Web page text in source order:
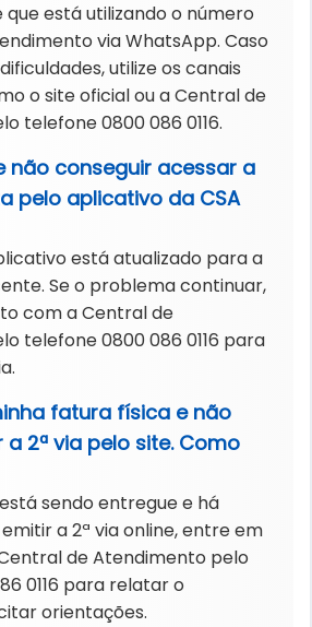
está utilizando o número
via WhatsApp. Caso
utilize os canais
o site oficial ou a Central de
telefone 0800 086 0116.
não conseguir acessar a
pelo aplicativo da CSA
está atualizado para a
Se o problema continuar,
com a Central de
telefone 0800 086 0116 para
fatura física e não
2ª via pelo site. Como
sendo entregue e há
a 2ª via online, entre em
de Atendimento pelo
0116 para relatar o
orientações.